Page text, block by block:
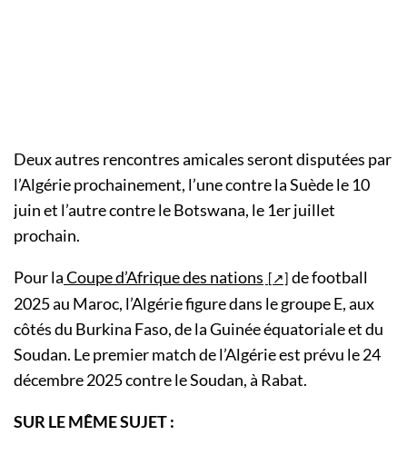
Deux autres rencontres amicales seront disputées par
l’Algérie prochainement, l’une contre la Suède le 10
juin et l’autre contre le Botswana, le 1er juillet
prochain.
Pour laCoupe d’Afrique des nations
de football
2025 au Maroc, l’Algérie figure dans le groupe E, aux
côtés du Burkina Faso, de la Guinée équatoriale et du
Soudan. Le premier match de l’Algérie est prévu le 24
décembre 2025 contre le Soudan, à Rabat.
SUR LE MÊME SUJET :